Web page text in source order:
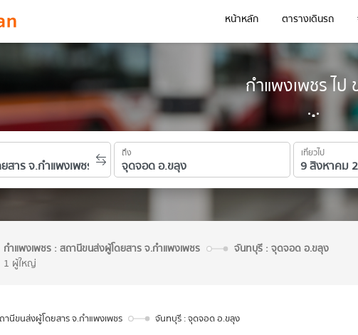
กำแพงเพชร ไป
ถึง เที่ยวไป
หน้าหลัก ตารางเดินรถ
กำแพงเพชร : สถานีขนส่งผู้โดยสาร จ.กำแพงเพชร
จันทบุรี : จุดจอด อ.ขลุง
1 ผู้ใหญ่
านีขนส่งผู้โดยสาร จ.กำแพงเพชร จันทบุรี : จุดจอด อ.ขลุง